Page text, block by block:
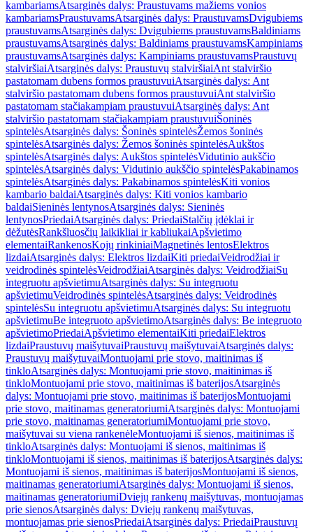
kambariamsAtsarginės dalys: Praustuvams mažiems vonios
kambariamsPraustuvamsAtsarginės dalys: PraustuvamsDvigubiems
praustuvamsAtsarginės dalys: Dvigubiems praustuvamsBaldiniams
praustuvamsAtsarginės dalys: Baldiniams praustuvamsKampiniams
praustuvamsAtsarginės dalys: Kampiniams praustuvamsPraustuvų
stalviršiaiAtsarginės dalys: Praustuvų stalviršiaiAnt stalviršio
pastatomam dubens formos praustuvuiAtsarginės dalys: Ant
stalviršio pastatomam dubens formos praustuvuiAnt stalviršio
pastatomam stačiakampiam praustuvuiAtsarginės dalys: Ant
stalviršio pastatomam stačiakampiam praustuvuiŠoninės
spintelėsAtsarginės dalys: Šoninės spintelėsŽemos šoninės
spintelėsAtsarginės dalys: Žemos šoninės spintelėsAukštos
spintelėsAtsarginės dalys: Aukštos spintelėsVidutinio aukščio
spintelėsAtsarginės dalys: Vidutinio aukščio spintelėsPakabinamos
spintelėsAtsarginės dalys: Pakabinamos spintelėsKiti vonios
kambario baldaiAtsarginės dalys: Kiti vonios kambario
baldaiSieninės lentynosAtsarginės dalys: Sieninės
lentynosPriedaiAtsarginės dalys: PriedaiStalčių įdėklai ir
dėžutėsRankšluosčių laikikliai ir kabliukaiApšvietimo
elementaiRankenosKojų rinkiniaiMagnetinės lentosElektros
lizdaiAtsarginės dalys: Elektros lizdaiKiti priedaiVeidrodžiai ir
veidrodinės spintelėsVeidrodžiaiAtsarginės dalys: VeidrodžiaiSu
integruotu apšvietimuAtsarginės dalys: Su integruotu
apšvietimuVeidrodinės spintelėsAtsarginės dalys: Veidrodinės
spintelėsSu integruotu apšvietimuAtsarginės dalys: Su integruotu
apšvietimuBe integruoto apšvietimoAtsarginės dalys: Be integruoto
apšvietimoPriedaiApšvietimo elementaiKiti priedaiElektros
lizdaiPraustuvų maišytuvaiPraustuvų maišytuvaiAtsarginės dalys:
Praustuvų maišytuvaiMontuojami prie stovo, maitinimas iš
tinkloAtsarginės dalys: Montuojami prie stovo, maitinimas iš
tinkloMontuojami prie stovo, maitinimas iš baterijosAtsarginės
dalys: Montuojami prie stovo, maitinimas iš baterijosMontuojami
prie stovo, maitinamas generatoriumiAtsarginės dalys: Montuojami
prie stovo, maitinamas generatoriumiMontuojami prie stovo,
maišytuvai su viena rankenėleMontuojami iš sienos, maitinimas iš
tinkloAtsarginės dalys: Montuojami iš sienos, maitinimas iš
tinkloMontuojami iš sienos, maitinimas iš baterijosAtsarginės dalys:
Montuojami iš sienos, maitinimas iš baterijosMontuojami iš sienos,
maitinamas generatoriumiAtsarginės dalys: Montuojami iš sienos,
maitinamas generatoriumiDviejų rankenų maišytuvas, montuojamas
prie sienosAtsarginės dalys: Dviejų rankenų maišytuvas,
montuojamas prie sienosPriedaiAtsarginės dalys: PriedaiPraustuvų